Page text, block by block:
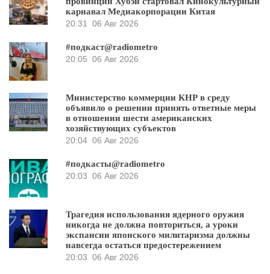
карнавал Медиакорпорации Китая
20:31
06 Авг 2026
#подкаст@radiometro
20:05 06 Авг 2026
Министерство коммерции КНР в среду
объявило о решении принять ответные меры
в отношении шести американских
хозяйствующих субъектов
20:04 06 Авг 2026
#подкасты@radiometro
20:03 06 Авг 2026
Трагедия использования ядерного оружия
никогда не должна повториться, а уроки
экспансии японского милитаризма должны
навсегда остаться предостережением
20:03 06 Авг 2026